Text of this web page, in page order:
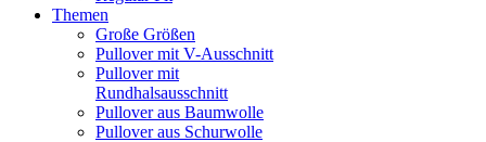
Themen
Große Größen
Pullover mit V-Ausschnitt
Pullover mit
Rundhalsausschnitt
Pullover aus Baumwolle
Pullover aus Schurwolle